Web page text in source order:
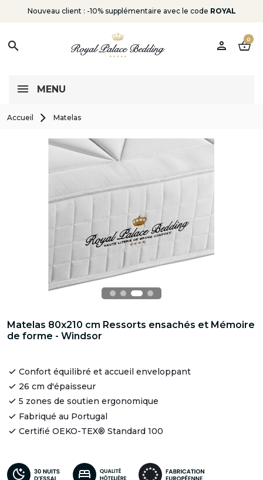
Nouveau client : -10% supplémentaire avec le code ROYAL
search person shopping_basket
0
MENU
Accueil Matelas
Matelas 80x210 cm Ressorts ensachés et Mémoire
de forme - Windsor
Confort équilibré et accueil enveloppant
26 cm d'épaisseur
5 zones de soutien ergonomique
Fabriqué au Portugal
Certifié OEKO-TEX® Standard 100